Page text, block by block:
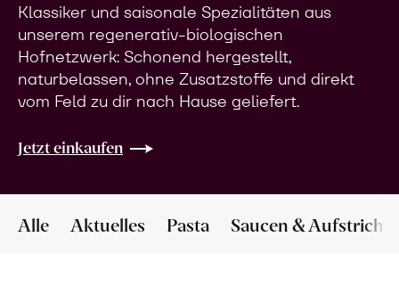
Klassiker und saisonale Spezialitäten aus
unserem regenerativ-biologischen
Hofnetzwerk: Schonend hergestellt,
naturbelassen, ohne Zusatzstoffe und direkt
vom Feld zu dir nach Hause geliefert.
Jetzt einkaufen
Alle Aktuelles Pasta Saucen & Aufstriche